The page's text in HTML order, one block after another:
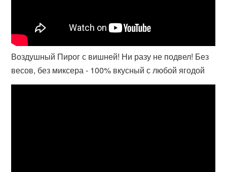
Воздушный Пирог с вишней! Ни разу не подвел! Без
весов, без миксера - 100% вкусный с любой ягодой